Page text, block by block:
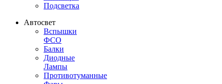
Подсветка
Автосвет
Вспышки
ФСО
Балки
Диодные
Лампы
Противотуманные